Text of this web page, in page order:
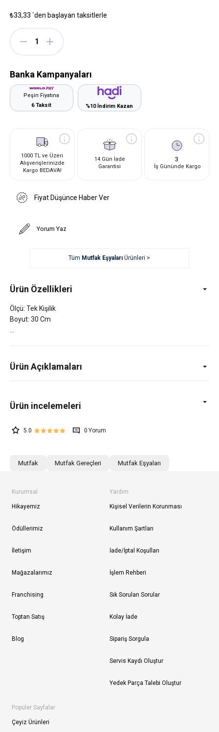
₺33,33 `den başlayan taksitlerle
Banka Kampanyaları
Peşin Fiyatına
6 Taksit
%10 İndirim Kazan
1000 TL ve Üzeri
Alışverişlerinizde
Kargo BEDAVA!
14 Gün İade
Garantisi
3
İş Gününde Kargo
Fiyat Düşünce Haber Ver
Yorum Yaz
Tüm Mutfak Eşyaları Ürünleri >
Ürün Özellikleri
Ölçü: Tek Kişilik
Boyut: 30 Cm
Ürün Açıklamaları
5.0 0
Mutfak Mutfak Gereçleri Mutfak Eşyaları
Kurumsal
Hikayemiz
Ödüllerimiz
İletişim
Mağazalarımız
Franchising
Toptan Satış
Blog
Yardım
Kişisel Verilerin Korunması
Kullanım Şartları
İade/İptal Koşulları
İşlem Rehberi
Sık Sorulan Sorular
Kolay İade
Sipariş Sorgula
Servis Kaydı Oluştur
Yedek Parça Talebi Oluştur
Popüler Sayfalar
Çeyiz Ürünleri